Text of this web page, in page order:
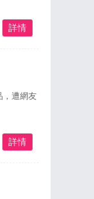
詳情
，遭網友
詳情